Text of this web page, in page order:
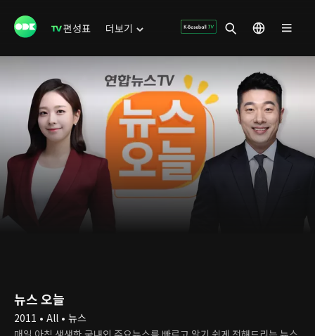
편성표 더보기
뉴스 오늘
2011 • All • 뉴스